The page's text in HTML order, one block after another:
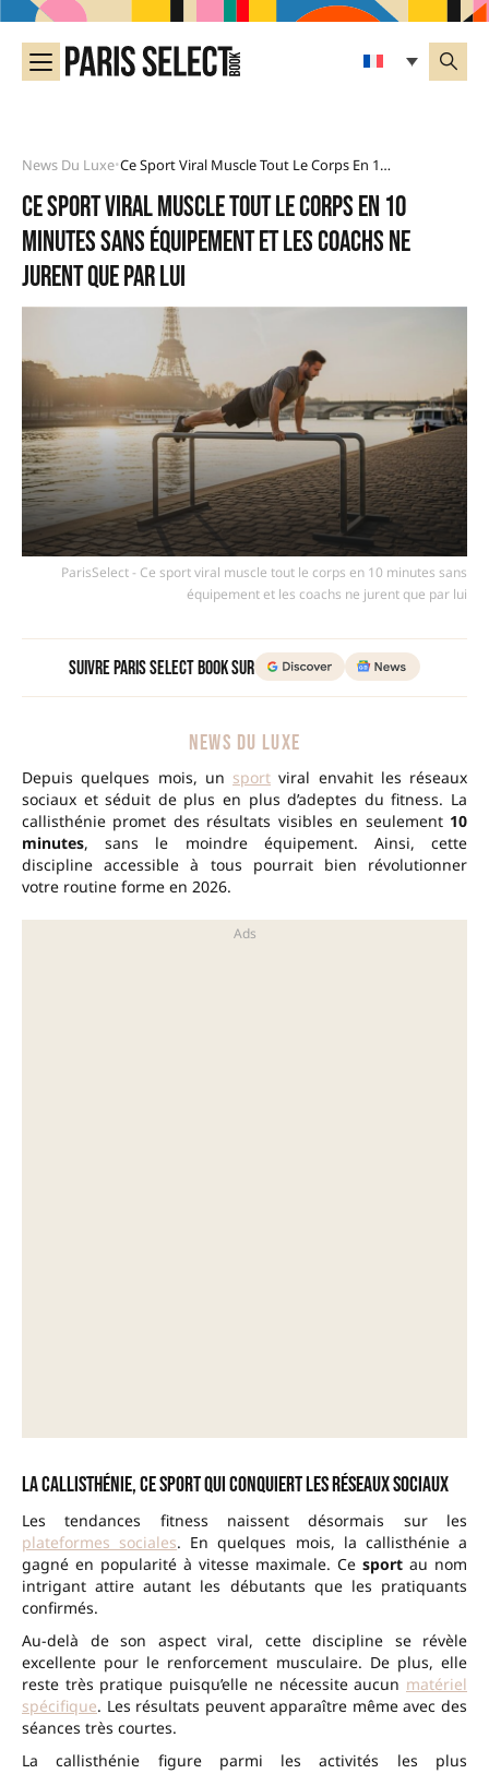
News Du Luxe• Ce Sport Viral Muscle Tout Le Corps En 10 Minutes Sans Équipement Et Les Coachs Ne Jurent Que Par Lui
Ce sport viral muscle tout le corps en 10
minutes sans équipement et les coachs ne
jurent que par lui
ParisSelect - Ce sport viral muscle tout le corps en 10 minutes sans
équipement et les coachs ne jurent que par lui
Suivre Paris Select Book sur
NEWS DU LUXE
Depuis quelques mois, un sport viral envahit les réseaux
sociaux et séduit de plus en plus d’adeptes du fitness. La
callisthénie promet des résultats visibles en seulement 10
minutes, sans le moindre équipement. Ainsi, cette
discipline accessible à tous pourrait bien révolutionner
votre routine forme en 2026.
La callisthénie, ce sport qui conquiert les réseaux sociaux
Les tendances fitness naissent désormais sur les
plateformes sociales. En quelques mois, la callisthénie a
gagné en popularité à vitesse maximale. Ce sport au nom
intrigant attire autant les débutants que les pratiquants
confirmés.
Au-delà de son aspect viral, cette discipline se révèle
excellente pour le renforcement musculaire. De plus, elle
reste très pratique puisqu’elle ne nécessite aucun matériel
spécifique. Les résultats peuvent apparaître même avec des
séances très courtes.
La callisthénie figure parmi les activités les plus